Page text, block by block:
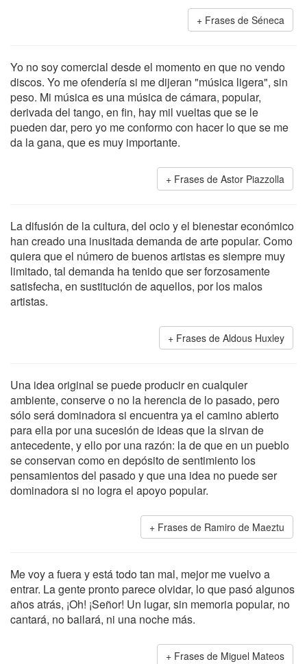
Frases de Séneca
Yo no soy comercial desde el momento en que no vendo
discos. Yo me ofendería si me dijeran "música ligera", sin
peso. Mi música es una música de cámara, popular,
derivada del tango, en fin, hay mil vueltas que se le
pueden dar, pero yo me conformo con hacer lo que se me
da la gana, que es muy importante.
Frases de Astor Piazzolla
La difusión de la cultura, del ocio y el bienestar económico
han creado una inusitada demanda de arte popular. Como
quiera que el número de buenos artistas es siempre muy
limitado, tal demanda ha tenido que ser forzosamente
satisfecha, en sustitución de aquellos, por los malos
artistas.
Frases de Aldous Huxley
Una idea original se puede producir en cualquier
ambiente, conserve o no la herencia de lo pasado, pero
sólo será dominadora si encuentra ya el camino abierto
para ella por una sucesión de ideas que la sirvan de
antecedente, y ello por una razón: la de que en un pueblo
se conservan como en depósito de sentimiento los
pensamientos del pasado y que una idea no puede ser
dominadora si no logra el apoyo popular.
Frases de Ramiro de Maeztu
Me voy a fuera y está todo tan mal, mejor me vuelvo a
entrar. La gente pronto parece olvidar, lo que pasó algunos
años atrás, ¡Oh! ¡Señor! Un lugar, sin memoria popular, no
cantará, no bailará, ni una noche más.
Frases de Miguel Mateos